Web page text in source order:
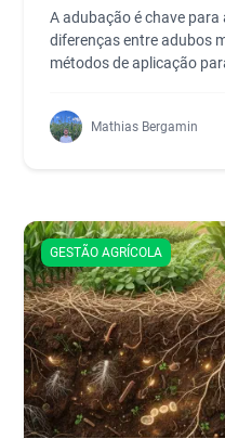
A adubação é chave
diferenças entre adubos
métodos de aplicação
Mathias Bergamin
GESTÃO AGRÍCOLA